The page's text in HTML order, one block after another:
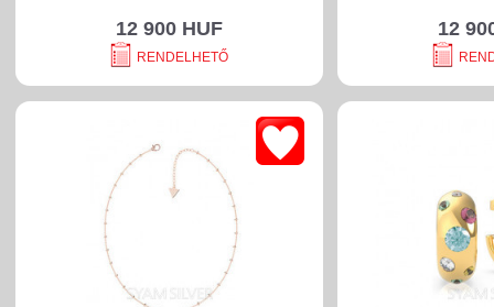
12 900 HUF
RENDELHETŐ
12